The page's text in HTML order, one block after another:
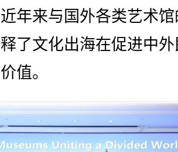
年来与国外各类艺术
了文化出海在促进中
值。